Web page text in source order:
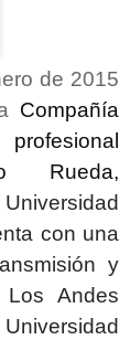
de 2015
Compañía
Rueda,
con una
y
Andes